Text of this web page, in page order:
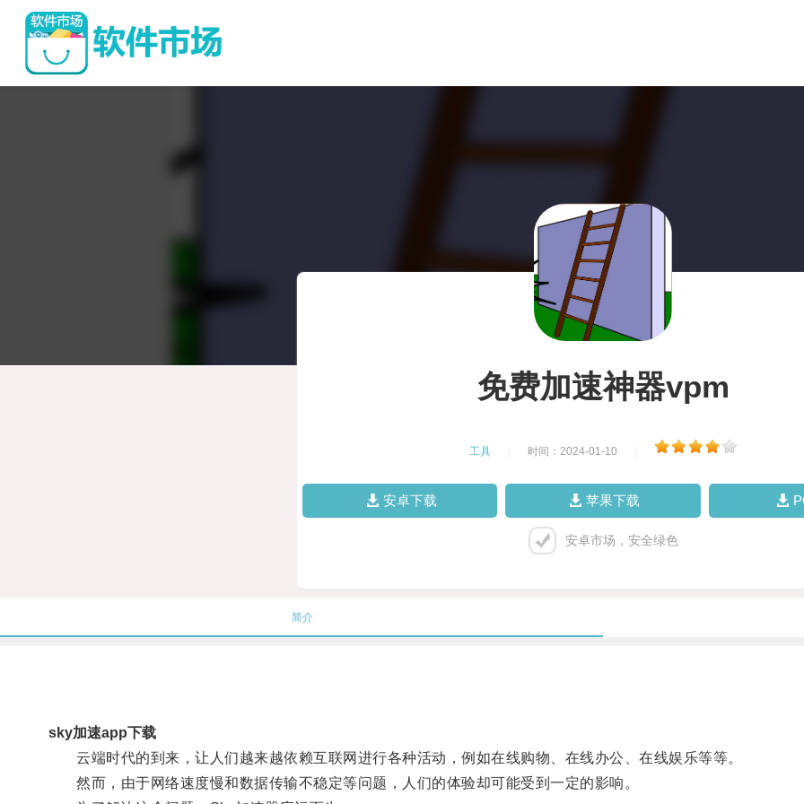
免费加速神器vpm
工具 时间：2024-01-10
安卓下载 苹果下载
安卓市场，安全绿色
简介
sky加速app下载
云端时代的到来，让人们越来越依赖互联网进行各种活动，例如在线购物、在线办公、在线娱乐等等。
然而，由于网络速度慢和数据传输不稳定等问题，人们的体验却可能受到一定的影响。